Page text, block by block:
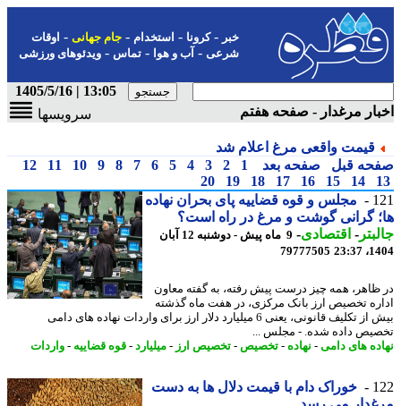
-کرونا-استخدام- جام جهانی-اوقات
شرعی-آب و هوا-تماس-ویدئوهای ورزشی
13:05 | 1405/5/16
مرغدار - صفحه هفتم
سرویسها
قیمت واقعی مرغ اعلام شد
قبل صفحه بعد 1
2
3
4
5
6
7
8
9
10
11
12
14
15
16
17
18
19
20
مجلس و قوه قضاییه پای بحران نهاده
گرانی گوشت و مرغ در راه است؟
-اقتصادی-
9 ماه پیش - دوشنبه 12 آبان
79777505
همه چیز درست پیش رفته، به گفته معاون
تخصیص ارز بانک مرکزی، در هفت ماه گذشته
بیش از تکلیف قانونی، یعنی 6 میلیارد دلار ارز برای واردات نهاده های دامی
داده شده. - مجلس ...
های دامی-نهاده-تخصیص-تخصیص ارز- میلیارد-قوه قضاییه-واردات
خوراک دام با قیمت دلال ها به دست